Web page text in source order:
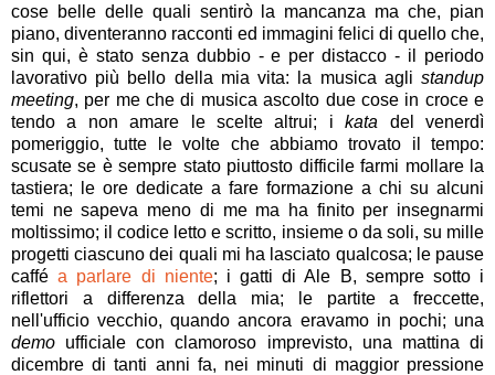
cose belle delle quali sentirò la mancanza ma che, pian
piano, diventeranno racconti ed immagini felici di quello che,
sin qui, è stato senza dubbio - e per distacco - il periodo
lavorativo più bello della mia vita: la musica agli standup
meeting, per me che di musica ascolto due cose in croce e
tendo a non amare le scelte altrui; ikata del venerdì
pomeriggio, tutte le volte che abbiamo trovato il tempo:
scusate se è sempre stato piuttosto difficile farmi mollare la
tastiera; le ore dedicate a fare formazione a chi su alcuni
temi ne sapeva meno di me ma ha finito per insegnarmi
moltissimo; il codice letto e scritto, insieme o da soli, su mille
progetti ciascuno dei quali mi ha lasciato qualcosa; le pause
cafféa parlare di niente; i gatti di Ale B, sempre sotto i
riflettori a differenza della mia; le partite a freccette,
nell'ufficio vecchio, quando ancora eravamo in pochi; una
demo ufficiale con clamoroso imprevisto, una mattina di
dicembre di tanti anni fa, nei minuti di maggior pressione